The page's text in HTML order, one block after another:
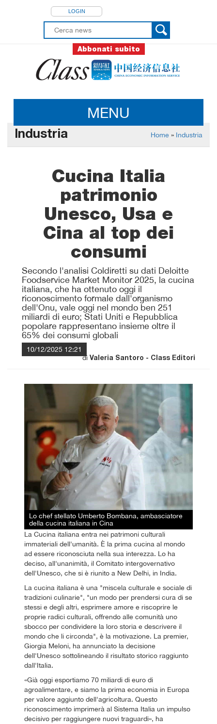
LOGIN
Abbonati subito
MENU
Industria Home » Industria
Cucina Italia
patrimonio
Unesco, Usa e
Cina al top dei
consumi
Secondo l'analisi Coldiretti su dati Deloitte
Foodservice Market Monitor 2025, la cucina
italiana, che ha ottenuto oggi il
riconoscimento formale dall'organismo
dell'Onu, vale oggi nel mondo ben 251
miliardi di euro; Stati Uniti e Repubblica
popolare rappresentano insieme oltre il
65% dei consumi globali
10/12/2025 12:21
di Valeria Santoro - Class Editori
Lo chef stellato Umberto Bombana, ambasciatore
della cucina italiana in Cina
La Cucina italiana entra nei patrimoni culturali
immateriali dell'umanità. È la prima cucina al mondo
ad essere riconosciuta nella sua interezza. Lo ha
deciso, all'unanimità, il Comitato intergovernativo
dell'Unesco, che si è riunito a New Delhi, in India.
La cucina italiana è una "miscela culturale e sociale di
tradizioni culinarie", "un modo per prendersi cura di se
stessi e degli altri, esprimere amore e riscoprire le
proprie radici culturali, offrendo alle comunità uno
sbocco per condividere la loro storia e descrivere il
mondo che li circonda", è la motivazione. La premier,
Giorgia Meloni, ha annunciato la decisione
dell'Unesco sottolineando il risultato storico raggiunto
dall'Italia.
«Già oggi esportiamo 70 miliardi di euro di
agroalimentare, e siamo la prima economia in Europa
per valore aggiunto dell'agricoltura. Questo
riconoscimento imprimerà al Sistema Italia un impulso
decisivo per raggiungere nuovi traguardi», ha